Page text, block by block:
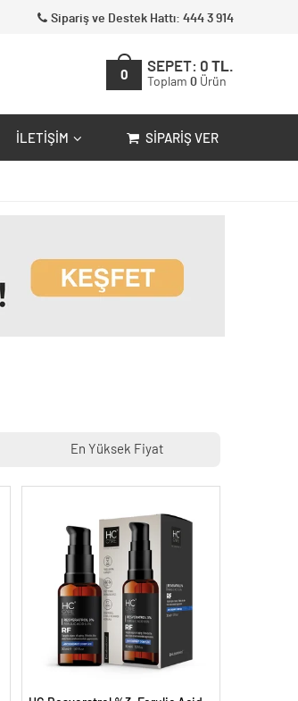
Sipariş ve Destek Hattı: 444 3 914
0
SEPET: 0 TL.
Toplam 0 Ürün
İLETIŞIM SIPARIŞ VER
En Yüksek Fiyat